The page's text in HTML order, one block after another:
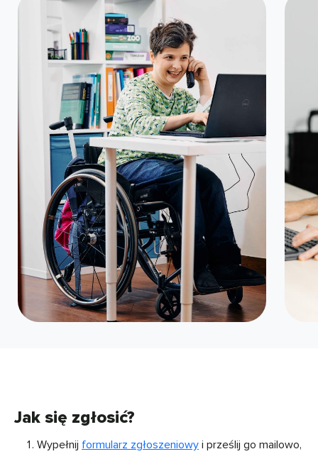
Jak się zgłosić?
Wypełnij formularz zgłoszeniowy i prześlij go mailowo,